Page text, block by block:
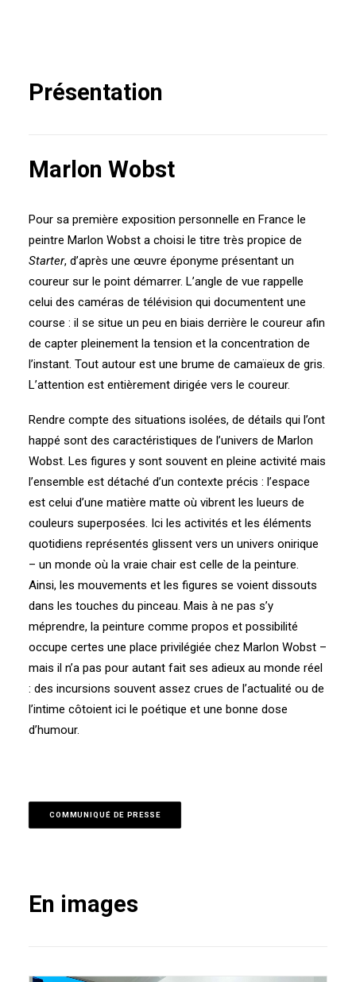
Présentation
Marlon Wobst
Pour sa première exposition personnelle en France le
peintre Marlon Wobst a choisi le titre très propice de
Starter, d’après une œuvre éponyme présentant un
coureur sur le point démarrer. L’angle de vue rappelle
celui des caméras de télévision qui documentent une
course : il se situe un peu en biais derrière le coureur afin
de capter pleinement la tension et la concentration de
l’instant. Tout autour est une brume de camaïeux de gris.
L’attention est entièrement dirigée vers le coureur.
Rendre compte des situations isolées, de détails qui l’ont
happé sont des caractéristiques de l’univers de Marlon
Wobst. Les figures y sont souvent en pleine activité mais
l’ensemble est détaché d’un contexte précis : l’espace
est celui d’une matière matte où vibrent les lueurs de
couleurs superposées. Ici les activités et les éléments
quotidiens représentés glissent vers un univers onirique
– un monde où la vraie chair est celle de la peinture.
Ainsi, les mouvements et les figures se voient dissouts
dans les touches du pinceau. Mais à ne pas s’y
méprendre, la peinture comme propos et possibilité
occupe certes une place privilégiée chez Marlon Wobst –
mais il n’a pas pour autant fait ses adieux au monde réel
: des incursions souvent assez crues de l’actualité ou de
l’intime côtoient ici le poétique et une bonne dose
d’humour.
COMMUNIQUÉ DE PRESSE
En images